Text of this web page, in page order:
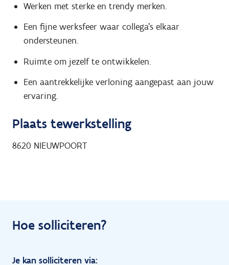
Werken met sterke en trendy merken.
Een fijne werksfeer waar collega's elkaar
ondersteunen.
Ruimte om jezelf te ontwikkelen.
Een aantrekkelijke verloning aangepast aan jouw
ervaring.
Plaats tewerkstelling
8620 NIEUWPOORT
Hoe solliciteren?
Je kan solliciteren via: